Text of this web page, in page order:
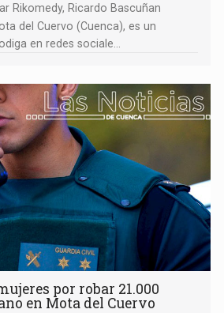
Rikomedy, Ricardo Bascuñan
del Cuervo (Cuenca), es un
en redes sociale...
por robar 21.000 euros a un anciano en
por robar 21.000
en Mota del Cuervo